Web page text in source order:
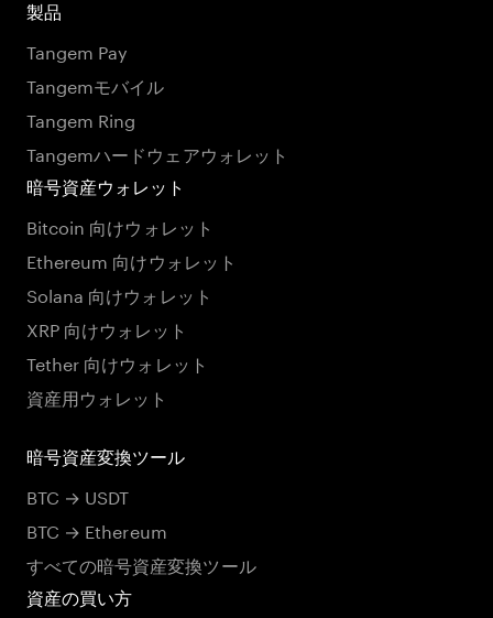
製品
Tangem Pay
Tangemモバイル
Tangem Ring
Tangemハードウェアウォレット
暗号資産ウォレット
Bitcoin 向けウォレット
Ethereum 向けウォレット
Solana 向けウォレット
XRP 向けウォレット
Tether 向けウォレット
資産用ウォレット
暗号資産変換ツール
BTC → USDT
BTC → Ethereum
すべての暗号資産変換ツール
資産の買い方